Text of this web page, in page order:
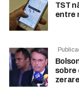
TST
entre
sobre